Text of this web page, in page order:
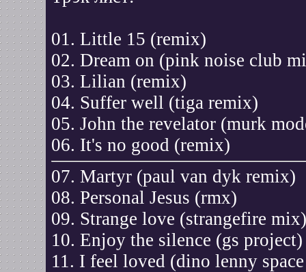
01. Little 15 (remix)
02. Dream on (pink noise club
03. Lilian (remix)
04. Suffer well (tiga remix)
05. John the revelator (murk
06. It's no good (remix)
07. Martyr (paul van dyk remix)
08. Personal Jesus (rmx)
09. Strange love (strangefire mix)
10. Enjoy the silence (gs project)
11. I feel loved (dino lenny